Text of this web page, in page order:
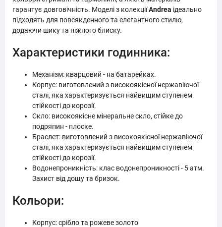
гарантує довговічність. Моделі з колекціїAndrea ідеально
підходять для повсякденного та елегантного стилю,
додаючи шику та ніжного блиску.
Характеристики годинника:
Механізм: кварцовий - на батарейках.
Корпус: виготовлений з високоякісної нержавіючої
сталі, яка характеризується найвищим ступенем
стійкості до корозії.
Скло: високоякісне мінеральне скло, стійке до
подряпин - плоске.
Браслет: виготовлений з високоякісної нержавіючої
сталі, яка характеризується найвищим ступенем
стійкості до корозії.
Водонепроникність: клас водонепроникності - 5 атм.
Захист від дощу та бризок.
Кольори:
Корпус: срібло та рожеве золото